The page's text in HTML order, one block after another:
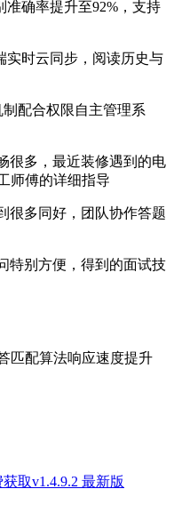
准确率提升至92%，支持
实时云同步，阅读历史与
配合权限自主管理系
很多，最近装修遇到的电
师傅的详细指导
很多同好，团队协作答题
特别方便，得到的面试技
匹配算法响应速度提升